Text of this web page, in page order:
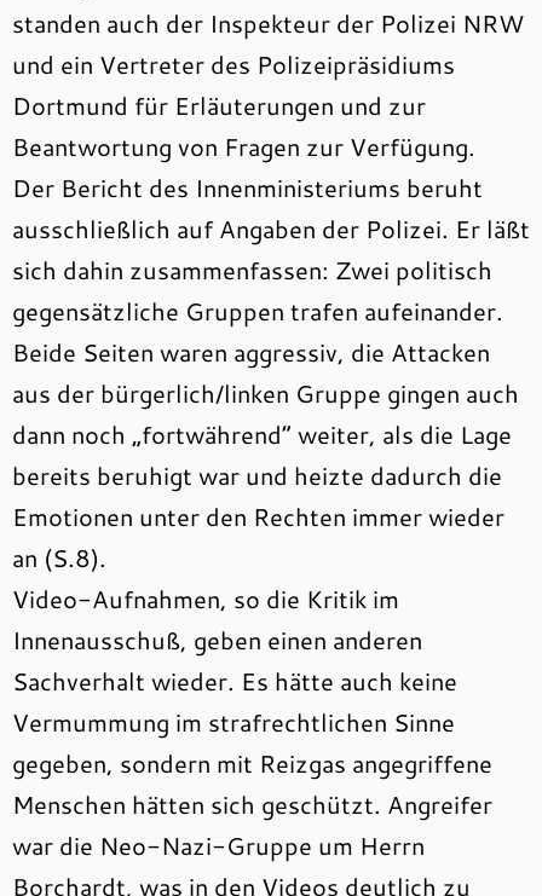
standen auch der Inspekteur der Polizei NRW
und ein Vertreter des Polizeipräsidiums
Dortmund für Erläuterungen und zur
Beantwortung von Fragen zur Verfügung.
Der Bericht des Innenministeriums beruht
ausschließlich auf Angaben der Polizei. Er läßt
sich dahin zusammenfassen: Zwei politisch
gegensätzliche Gruppen trafen aufeinander.
Beide Seiten waren aggressiv, die Attacken
aus der bürgerlich/linken Gruppe gingen auch
dann noch „fortwährend“ weiter, als die Lage
bereits beruhigt war und heizte dadurch die
Emotionen unter den Rechten immer wieder
an (S.8).
Video-Aufnahmen, so die Kritik im
Innenausschuß, geben einen anderen
Sachverhalt wieder. Es hätte auch keine
Vermummung im strafrechtlichen Sinne
gegeben, sondern mit Reizgas angegriffene
Menschen hätten sich geschützt. Angreifer
war die Neo-Nazi-Gruppe um Herrn
Borchardt, was in den Videos deutlich zu